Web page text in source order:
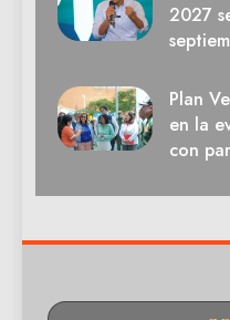
2027
Plan
en la
con